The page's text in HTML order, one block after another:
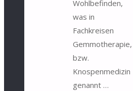
Wohlbefinden,
was in
Fachkreisen
Gemmotherapie,
bzw.
Knospenmedizin
genannt …